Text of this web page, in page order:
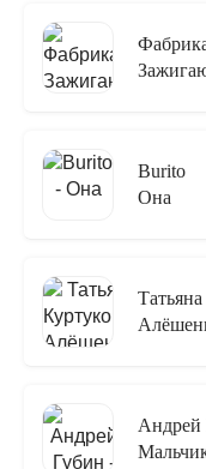
Burito
Она
Андрей